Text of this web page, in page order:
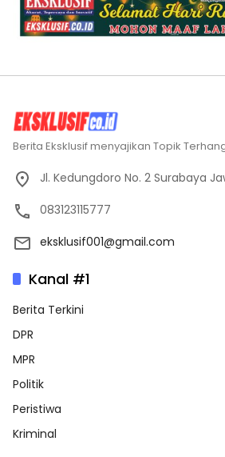
Berita Eksklusif menyajikan Topik
Jl. Kedungdoro No. 2 Surabaya
083123115777
eksklusif001@gmail.com
Kanal #1
Berita Terkini
DPR
MPR
Politik
Peristiwa
Kriminal